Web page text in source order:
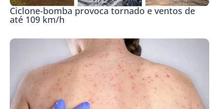
Ciclone-bomba provoca tornado e ventos de
até 109 km/h